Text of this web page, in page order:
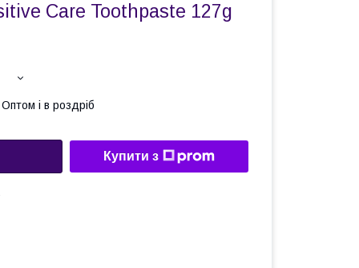
Care Toothpaste 127g
Оптом і в роздріб
Купити з